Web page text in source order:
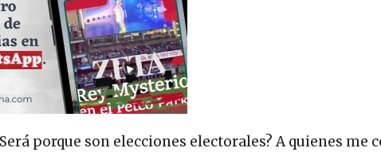
porque son elecciones electorales? A quienes me